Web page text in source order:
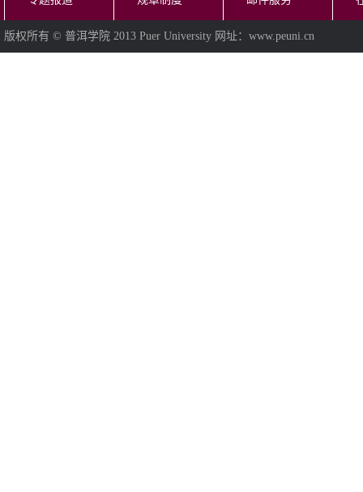
版权所有 © 普洱学院 2013 Puer University 网址：www.peuni.cn